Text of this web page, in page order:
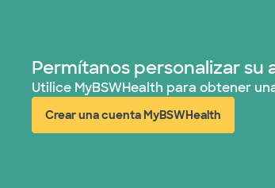
Permítanos personalizar
Utilice MyBSWHealth para obtener
Crear una cuenta MyBSWHealth
(abre en ventana nueva)